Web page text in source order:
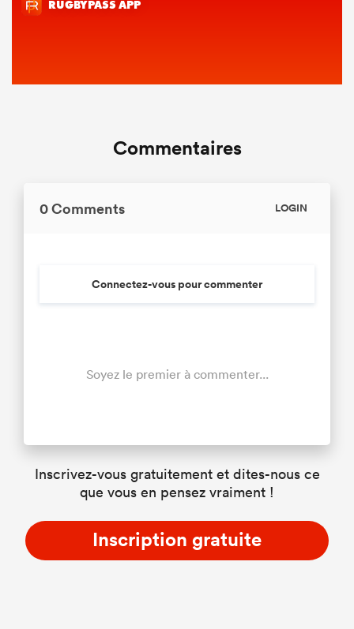
Commentaires
0 Comments LOGIN
Connectez-vous pour commenter
Soyez le premier à commenter...
Inscrivez-vous gratuitement et dites-nous ce
que vous en pensez vraiment !
Inscription gratuite